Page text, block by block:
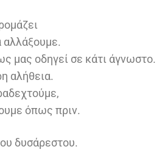
αλλάξουμε.
μας οδηγεί σε κάτι άγνωστο.
αλήθεια.
όπως πριν.
δυσάρεστου.